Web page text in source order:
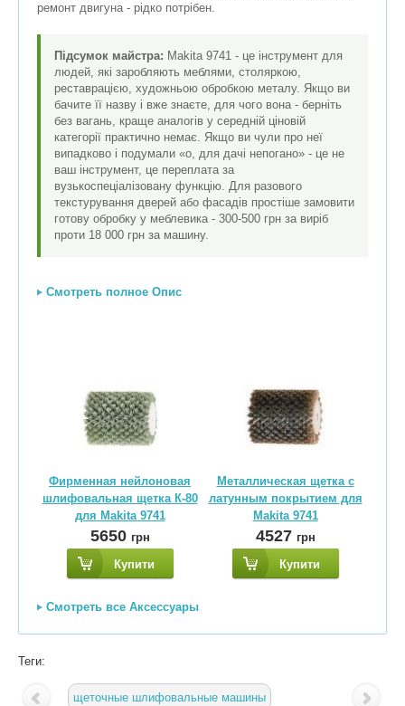
ремонт двигуна - рідко потрібен.
Підсумок майстра: Makita 9741 - це інструмент для
людей, які заробляють меблями, столяркою,
реставрацією, художньою обробкою металу. Якщо ви
бачите її назву і вже знаєте, для чого вона - берніть
без вагань, краще аналогів у середній ціновій
категорії практично немає. Якщо ви чули про неї
випадково і подумали «о, для дачі непогано» - це не
ваш інструмент, це переплата за
вузькоспеціалізовану функцію. Для разового
текстурування дверей або фасадів простіше замовити
готову обробку у меблевика - 300-500 грн за виріб
проти 18 000 грн за машину.
Смотреть полное Опис
Фирменная нейлоновая
шлифовальная щетка К-80
для Makita 9741
5650 грн
Купити
Металлическая щетка с
латунным покрытием для
Makita 9741
4527 грн
Купити
Смотреть все Аксессуары
Теги:
щеточные шлифовальные машины